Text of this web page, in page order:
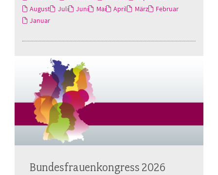
August
Juli Juni Mai April März
Februar
Januar
Bundesfrauenkongress 2026